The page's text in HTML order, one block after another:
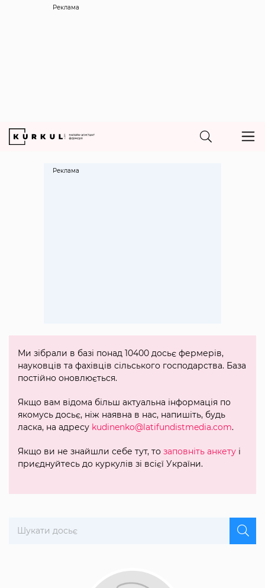
Реклама
Ми зібрали в базі понад 10400 досьє фермерів,
науковців та фахівців сільського господарства. База
постійно оновлюється.
Якщо вам відома більш актуальна інформація по
якомусь досьє, ніж наявна в нас, напишіть, будь
ласка, на адресу kudinenko@latifundistmedia.com.
Якщо ви не знайшли себе тут, то заповніть анкету і
приєднуйтесь до куркулів зі всієї України.
Реклама